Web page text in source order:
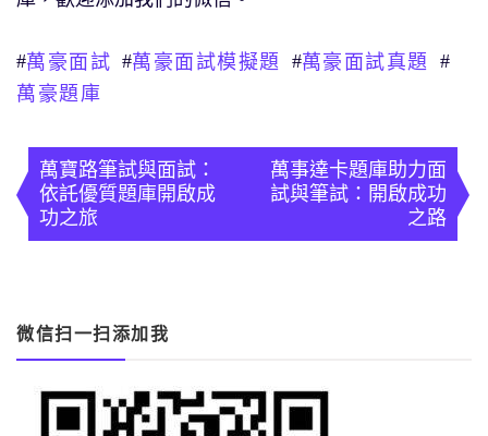
#萬豪面試 #萬豪面試模擬題 #萬豪面試真題
#
萬豪題庫
章
導
覽
萬寶路筆試與面試：
依託優質題庫開啟成
功之旅
萬事達卡題庫助力面
試與筆試：開啟成功
之路
微信扫一扫添加我